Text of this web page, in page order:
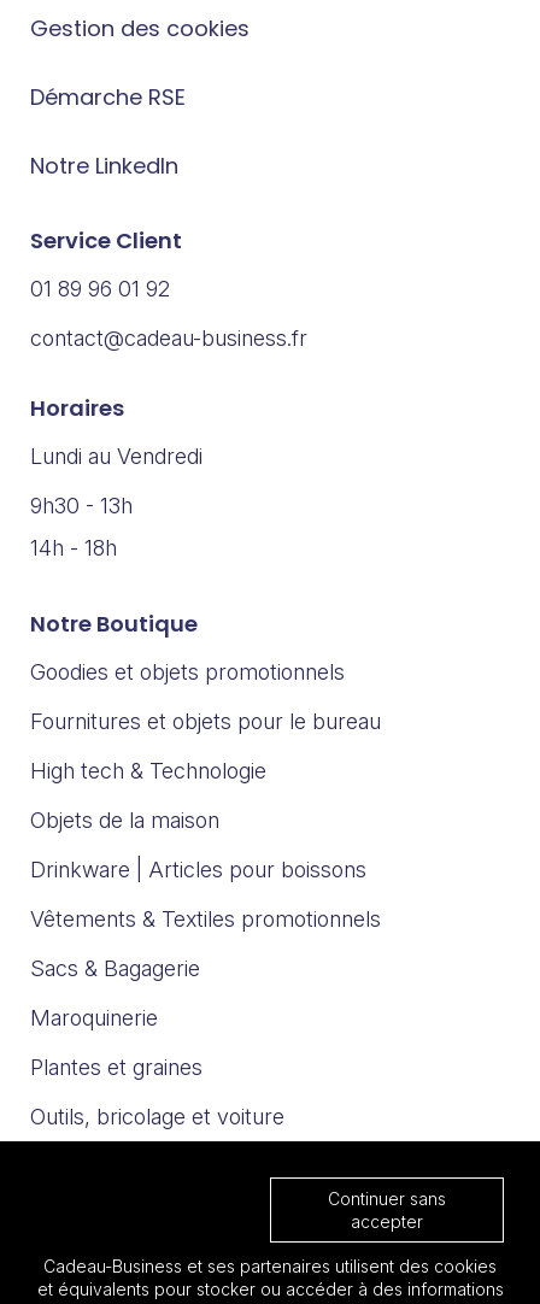
Gestion des cookies
Démarche RSE
Notre LinkedIn
Service Client
01 89 96 01 92
contact@cadeau-business.fr
Horaires
Lundi au Vendredi
9h30 - 13h
14h - 18h
Notre Boutique
Goodies et objets promotionnels
Fournitures et objets pour le bureau
High tech & Technologie
Objets de la maison
Drinkware | Articles pour boissons
Vêtements & Textiles promotionnels
Sacs & Bagagerie
Maroquinerie
Plantes et graines
Outils, bricolage et voiture
Nos catalogues
Continuer sans
accepter
Cadeau-Business et ses partenaires utilisent des cookies
et équivalents pour stocker ou accéder à des informations